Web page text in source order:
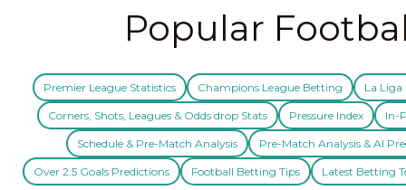
Popular
Premier League Statistics Champions League Betting La Liga
Corners, Shots, Leagues & Odds drop Stats Pressure Index In-
Schedule & Pre-Match Analysis Pre-Match Analysis & AI
Over 2.5 Goals Predictions Football Betting Tips Latest Betting